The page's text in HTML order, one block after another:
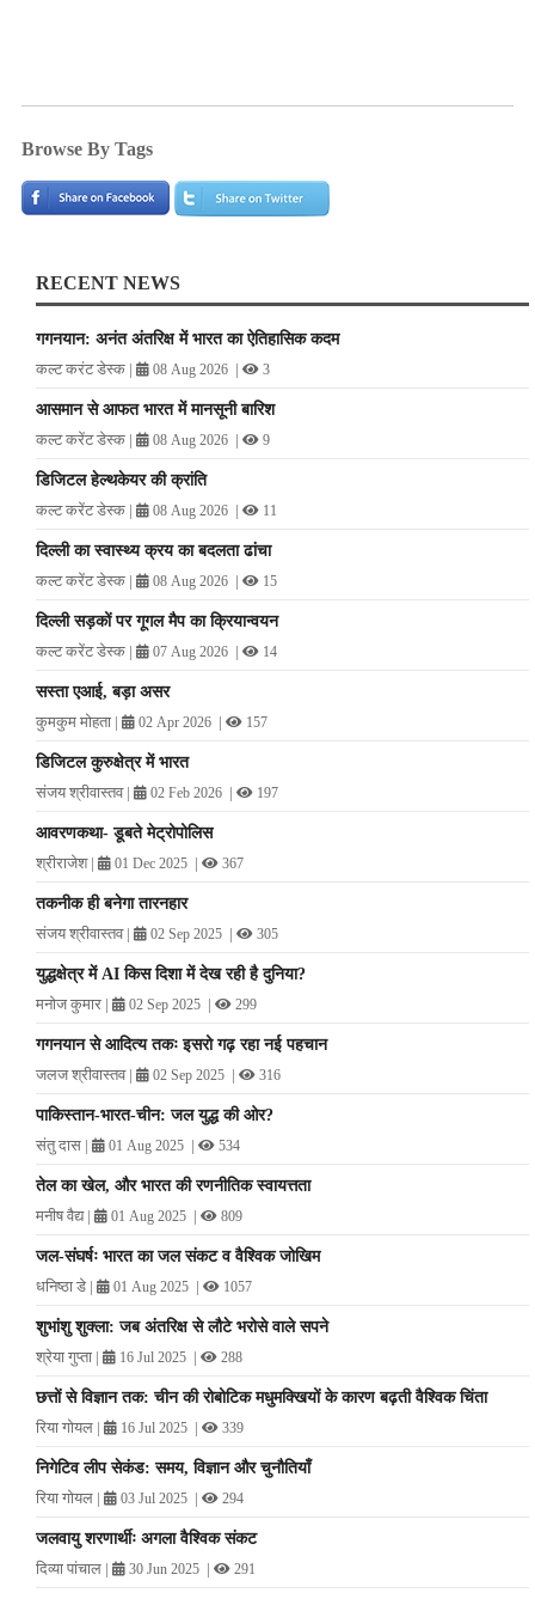
Browse By Tags
RECENT NEWS
गगनयान: अनंत अंतरिक्ष में भारत का ऐतिहासिक कदम
कल्ट करंट डेस्क| 08 Aug 2026| 3
आसमान से आफत भारत में मानसूनी बारिश
कल्ट करेंट डेस्क| 08 Aug 2026| 9
डिजिटल हेल्थकेयर की क्रांति
कल्ट करेंट डेस्क| 08 Aug 2026| 11
दिल्ली का स्वास्थ्य क्रय का बदलता ढांचा
कल्ट करेंट डेस्क| 08 Aug 2026| 15
दिल्ली सड़कों पर गूगल मैप का क्रियान्वयन
कल्ट करेंट डेस्क| 07 Aug 2026| 14
सस्ता एआई, बड़ा असर
कुमकुम मोहता| 02 Apr 2026| 157
डिजिटल कुरुक्षेत्र में भारत
संजय श्रीवास्तव| 02 Feb 2026| 197
आवरणकथा- डूबते मेट्रोपोलिस
श्रीराजेश| 01 Dec 2025| 367
तकनीक ही बनेगा तारनहार
संजय श्रीवास्तव| 02 Sep 2025| 305
युद्धक्षेत्र में AI किस दिशा में देख रही है दुनिया?
मनोज कुमार| 02 Sep 2025| 299
गगनयान से आदित्य तकः इसरो गढ़ रहा नई पहचान
जलज श्रीवास्तव| 02 Sep 2025| 316
पाकिस्तान-भारत-चीन: जल युद्ध की ओर?
संतु दास| 01 Aug 2025| 534
तेल का खेल, और भारत की रणनीतिक स्वायत्तता
मनीष वैद्य| 01 Aug 2025| 809
जल-संघर्षः भारत का जल संकट व वैश्विक जोखिम
धनिष्ठा डे| 01 Aug 2025| 1057
शुभांशु शुक्ला: जब अंतरिक्ष से लौटे भरोसे वाले सपने
श्रेया गुप्ता| 16 Jul 2025| 288
छत्तों से विज्ञान तक: चीन की रोबोटिक मधुमक्खियों के कारण बढ़ती वैश्विक चिंता
रिया गोयल| 16 Jul 2025| 339
निगेटिव लीप सेकंड: समय, विज्ञान और चुनौतियाँ
रिया गोयल| 03 Jul 2025| 294
जलवायु शरणार्थीः अगला वैश्विक संकट
दिव्या पांचाल| 30 Jun 2025| 291